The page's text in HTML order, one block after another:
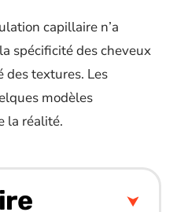
capillaire n’a
spécificité des cheveux
des textures. Les
modèles
la réalité.